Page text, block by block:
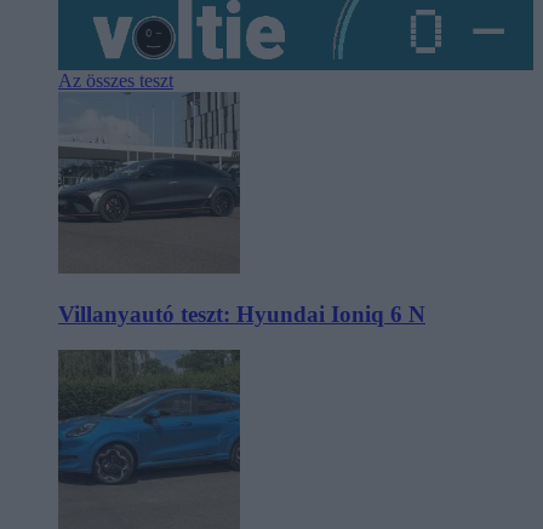
Az összes teszt
Villanyautó teszt: Hyundai Ioniq 6 N